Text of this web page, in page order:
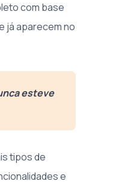
com base
já aparecem no
esteve
tipos de
e